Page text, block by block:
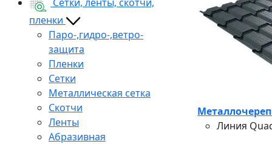
пленки
Паро-,гидро-,ветро-
защита
Пленки
Сетки
Металлическая сетка
Скотчи
Ленты
Абразивная
Линия